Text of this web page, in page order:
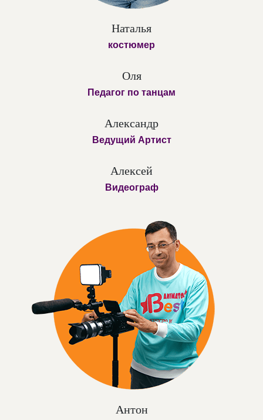
Наталья
костюмер
Оля
Педагог по танцам
Александр
Ведущий Артист
Алексей
Видеограф
Антон